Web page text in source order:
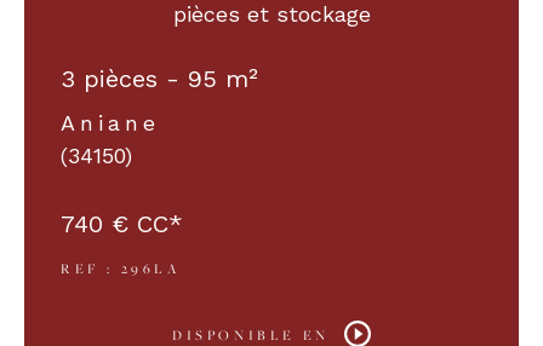
pièces et stockage
3 pièces - 95 m²
Aniane
(34150)
740 € CC*
REF : 296LA
DISPONIBLE EN